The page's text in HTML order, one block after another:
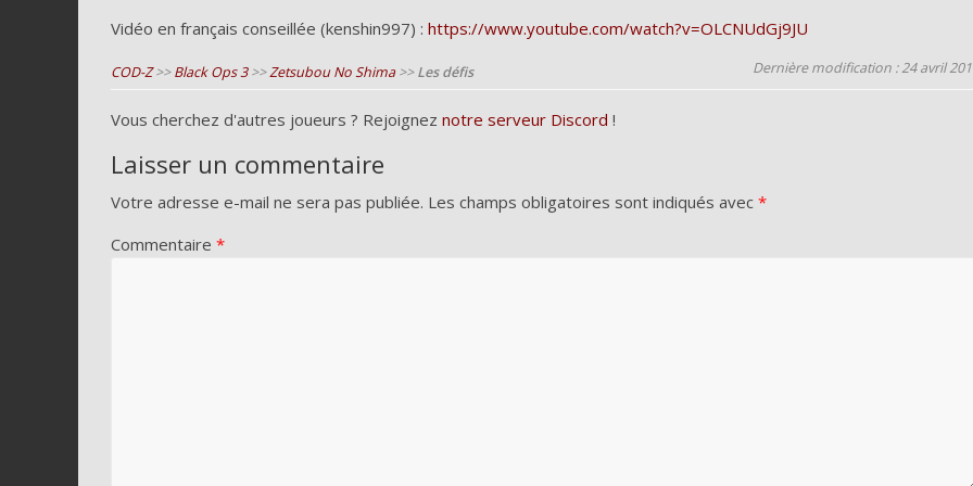
Vidéo en français conseillée (kenshin997) : https://www.youtube.com/watch?v=OLCNUdGj9JU
Dernière modification : 24 avril
COD-Z>>Black Ops 3>>Zetsubou No Shima>>Les défis
Vous cherchez d'autres joueurs ? Rejoignez notre serveur Discord !
Laisser un commentaire
Votre adresse e-mail ne sera pas publiée. Les champs obligatoires sont indiqués avec *
Commentaire *